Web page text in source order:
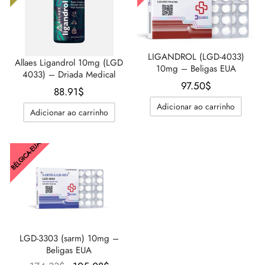
Allaes Ligandrol 10mg (LGD
4033) – Driada Medical
88.91$
Adicionar ao carrinho
LIGANDROL (LGD-4033)
10mg – Beligas EUA
97.50$
Adicionar ao carrinho
BÉLGICA-EUA
LGD-3303 (sarm) 10mg –
Beligas EUA
/ GENETIC 🇪🇺
🇪🇺
/ PHARMACOM INT. 🌍
De Estenbolona
(Estanozolol) Oral
(Mounjaro)
GnRH